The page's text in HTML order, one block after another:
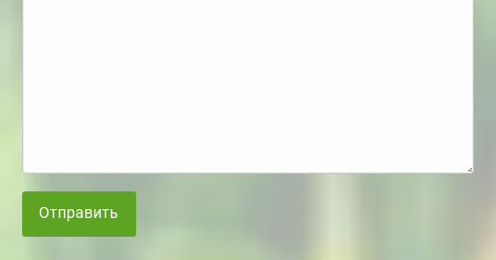
Отправить